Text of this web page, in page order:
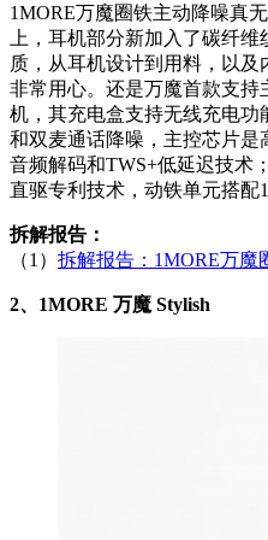
1MORE万魔圈铁主动降噪真
上，耳机部分新加入了碳纤
质，从耳机设计到用料，以
非常用心。还是万魔首款支持
机，其充电盒支持无线充电
和双麦通话降噪，主控芯片是
音频解码和TWS+低延迟技术
直驱专利技术，动铁单元搭配
拆解报告：
（1） 拆解报告：1MORE万魔
2、1MORE 万魔 Stylish